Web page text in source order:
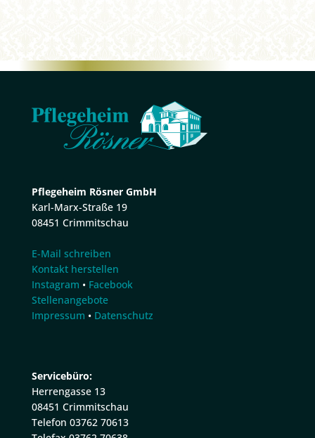
Pflegeheim Rösner GmbH
Karl-Marx-Straße 19
08451 Crimmitschau
E-Mail schreiben
Kontakt herstellen
Instagram • Facebook
Stellenangebote
Impressum • Datenschutz
Servicebüro:
Herrengasse 13
08451 Crimmitschau
Telefon 03762 70613